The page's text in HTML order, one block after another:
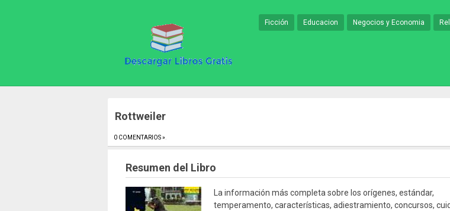
Ficción Educacion Negocios y Economia
Rottweiler
0 COMENTARIOS »
Resumen del Libro
La información más completa sobre los orígenes, estándar,
temperamento, características, adiestramiento, concursos,